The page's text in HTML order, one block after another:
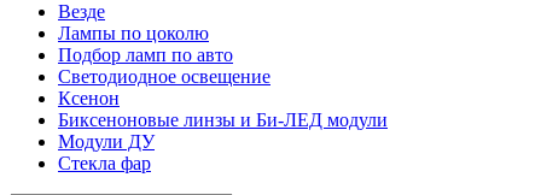
Везде
Лампы по цоколю
Подбор ламп по авто
Светодиодное освещение
Ксенон
Биксеноновые линзы и Би-ЛЕД модули
Модули ДУ
Стекла фар